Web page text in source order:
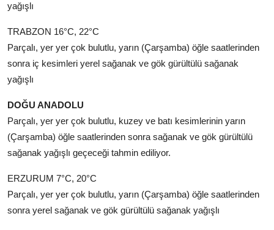
yağışlı
TRABZON 16°C, 22°C
Parçalı, yer yer çok bulutlu, yarın (Çarşamba) öğle saatlerinden
sonra iç kesimleri yerel sağanak ve gök gürültülü sağanak
yağışlı
DOĞU ANADOLU
Parçalı, yer yer çok bulutlu, kuzey ve batı kesimlerinin yarın
(Çarşamba) öğle saatlerinden sonra sağanak ve gök gürültülü
sağanak yağışlı geçeceği tahmin ediliyor.
ERZURUM 7°C, 20°C
Parçalı, yer yer çok bulutlu, yarın (Çarşamba) öğle saatlerinden
sonra yerel sağanak ve gök gürültülü sağanak yağışlı